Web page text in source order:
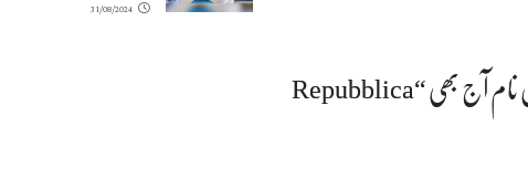
31/08/2024
دلچسپ بات یہ ہے کہ دو ہزار سال سے زائد عرصہ گزرنے کے باوجود اٹلی کا سرکاری نام آج بھی “Repubblica